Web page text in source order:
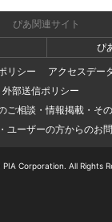
ぴあ関連サイト
ぴ
リシー
アクセスデー
外部送信ポリシー
ご相談・情報掲載・そ
ユーザーの方からのお
Corporation. All Rights